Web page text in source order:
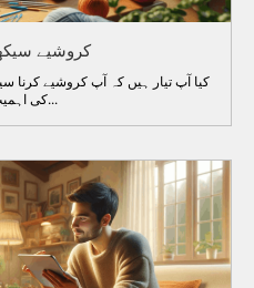
کروشیے
کیا آپ تیار ہیں کہ آپ کروشیے کرنا
کی اہمیت سکھاتا ہے اور ایک مفت ایپ کی مدد...